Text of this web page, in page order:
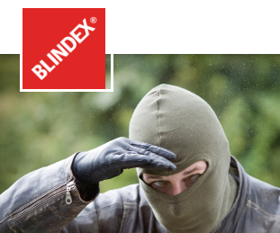
Home
Productos
Aplicaciones